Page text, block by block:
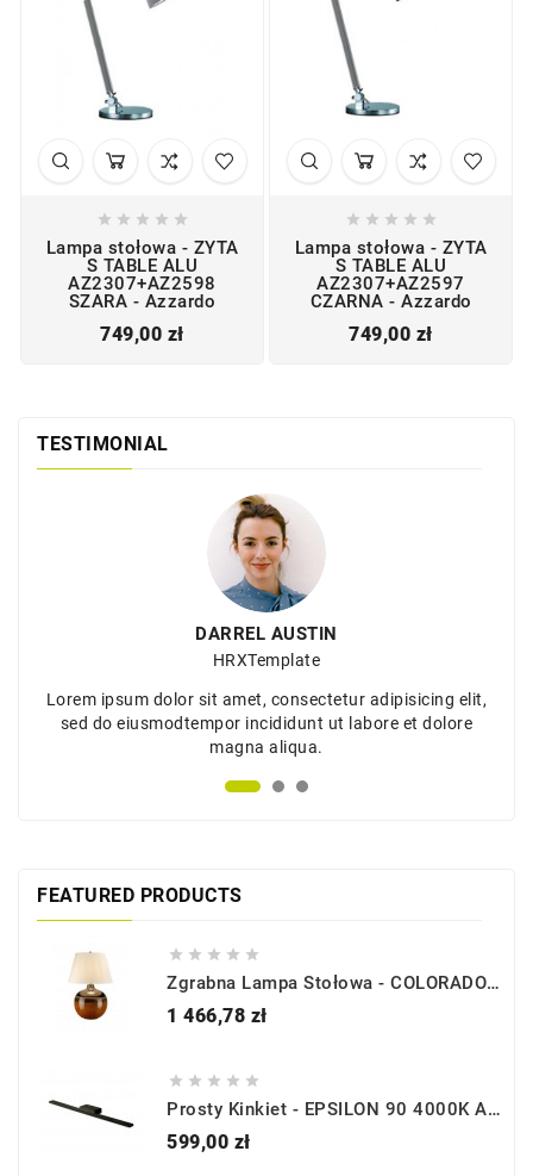
    
Lampa stołowa - ZYTA
S TABLE ALU
AZ2307+AZ2598
SZARA - Azzardo
749,00 złCena
    
Lampa stołowa - ZYTA
S TABLE ALU
AZ2307+AZ2597
CZARNA - Azzardo
749,00 złCena
TESTIMONIAL
DARREL AUSTIN
HRXTemplate
Lorem ipsum dolor sit amet, consectetur adipisicing elit,
sed do eiusmodtempor incididunt ut labore et dolore
magna aliqua.
FEATURED PRODUCTS
    
Zgrabna Lampa Stołowa - COLORADO-TL - Elstead Lighting
1 466,78 złCena
    
Prosty Kinkiet - EPSILON 90 4000K AZ3350 - Azzardo
599,00 złCena